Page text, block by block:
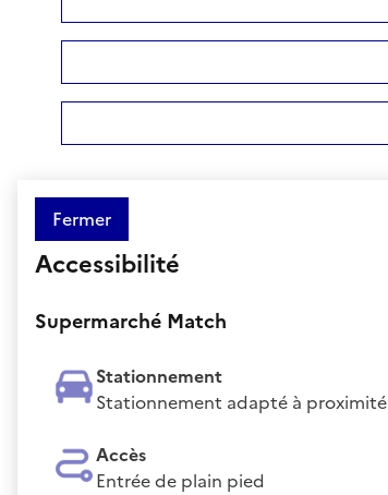
Fermer
Accessibilité
Supermarché Match
Stationnement
Stationnement adapté à proximité
Accès
Entrée de plain pied